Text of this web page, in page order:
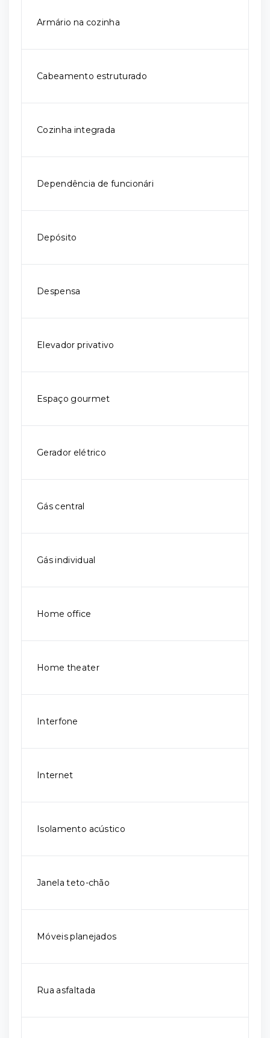
Armário na cozinha
Cabeamento estruturado
Cozinha integrada
Dependência de funcionári
Depósito
Despensa
Elevador privativo
Espaço gourmet
Gerador elétrico
Gás central
Gás individual
Home office
Home theater
Interfone
Internet
Isolamento acústico
Janela teto-chão
Móveis planejados
Rua asfaltada